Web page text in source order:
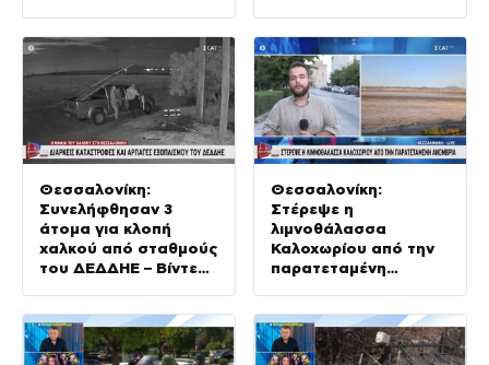
Θεσσαλονίκη:
Συνελήφθησαν 3
άτομα για κλοπή
χαλκού από σταθμούς
του ΔΕΔΔΗΕ – Βίντεο
Θεσσαλονίκη:
Στέρεψε η
λιμνοθάλασσα
Καλοχωρίου από την
παρατεταμένη